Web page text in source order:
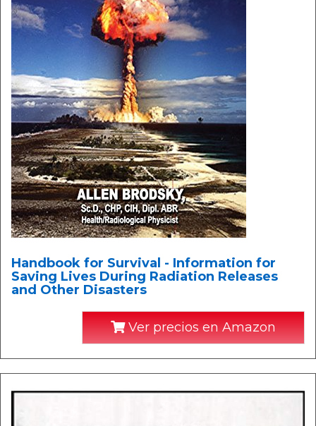
Handbook for Survival - Information for
Saving Lives During Radiation Releases
and Other Disasters
Ver precios en Amazon